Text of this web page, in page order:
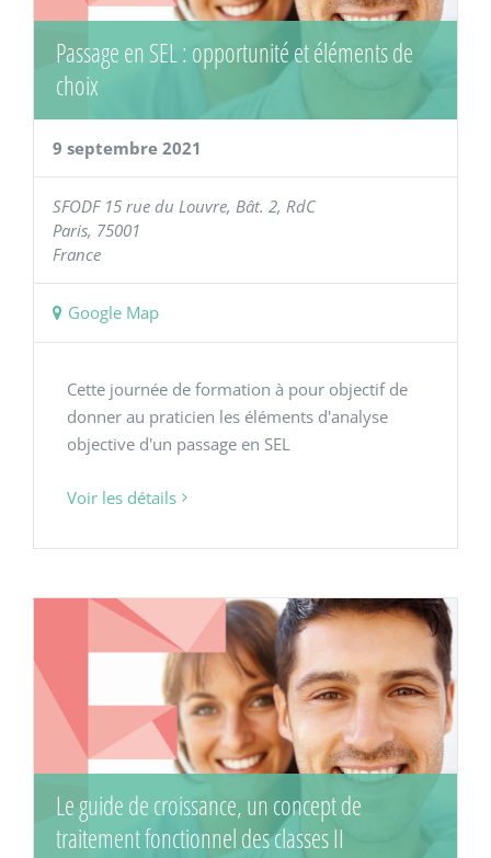
Passage en SEL : opportunité et éléments de
choix
9 septembre 2021
SFODF 15 rue du Louvre, Bât. 2, RdC
Paris, 75001
France
Google Map
Cette journée de formation à pour objectif de
donner au praticien les éléments d'analyse
objective d'un passage en SEL
Voir les détails
Le guide de croissance, un concept de
traitement fonctionnel des classes II